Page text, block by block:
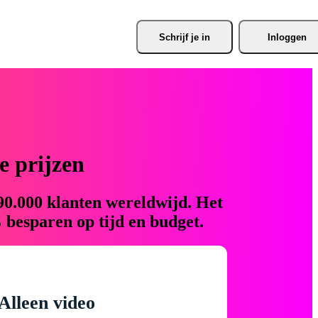
Schrijf je in Inloggen
prijzen
klanten wereldwijd. Het
op tijd en budget.
video